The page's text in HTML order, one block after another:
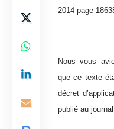
2014 page
Nous vous
que ce texte
décret
publié au